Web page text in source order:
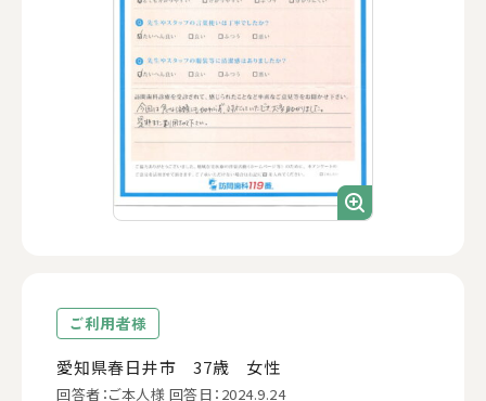
ご利用者様
愛知県春日井市 37歳 女性
回答者：ご本人様 回答日：2024.9.24